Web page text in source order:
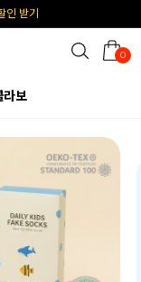
쿠폰
0
라보